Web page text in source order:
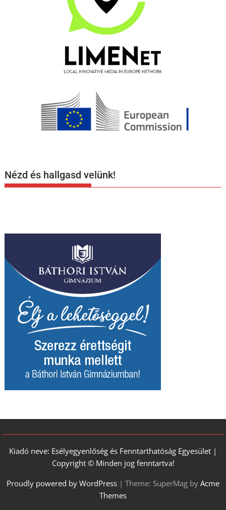
Nézd és hallgasd velünk!
Kiadó neve: Esélyegyenlőség és Fenntarthatóság Egyesület |
Copyright © Minden jog fenntartva!
Proudly powered by WordPress | Theme: SuperMag by Acme
Themes